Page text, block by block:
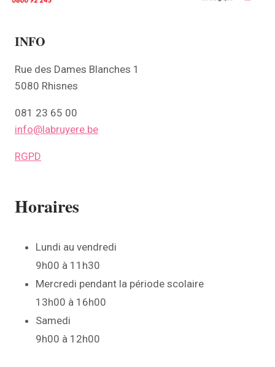
INFO
Rue des Dames Blanches 1
5080 Rhisnes
081 23 65 00
info@labruyere.be
RGPD
Horaires
Lundi au vendredi
9h00 à 11h30
Mercredi pendant la période scolaire
13h00 à 16h00
Samedi
9h00 à 12h00